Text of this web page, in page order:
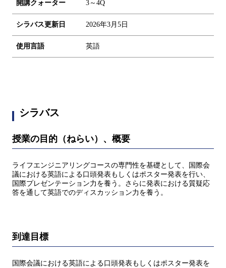
開講クォーター 3～4Q
シラバス更新日 2026年3月5日
使用言語 英語
シラバス
授業の目的（ねらい）、概要
ライフエンジニアリングコースの専門性を基礎として、国際会
議における英語による口頭発表もしくはポスター発表を行い、
国際プレゼンテーション力を養う。さらに発表における質疑応
答を通して英語でのディスカッション力を養う。
到達目標
国際会議における英語による口頭発表もしくはポスター発表を